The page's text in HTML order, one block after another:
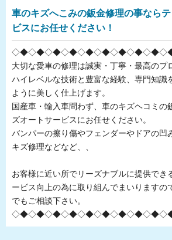
車のキズへこみの鈑金修理の事なら
ビスにお任せください！
大切な愛車の修理は誠実・丁寧・最高のプ
ハイレベルな技術と豊富な経験、専門知識
ように美しく仕上げます。
国産車・輸入車問わず、車のキズヘコミの
ズオートサービスにお任せください。
バンパーの擦り傷やフェンダーやドアの凹
キズ修理などなど、、
お客様に近い所でリーズナブルに提供でき
ービス向上の為に取り組んでまいりますの
でもご相談下さい。